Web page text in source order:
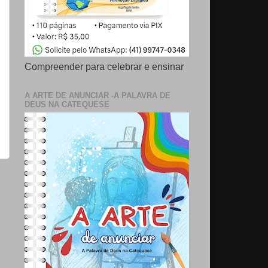
Compreender para celebrar e ensinar
A ARTE DE ANUNCIAR -A PALAVRA DE
DEUS NA CATEQUESE